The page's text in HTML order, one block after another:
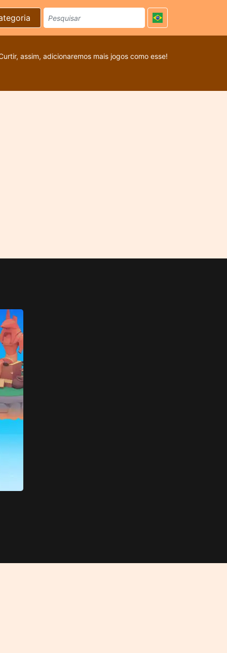
assim, adicionaremos mais jogos como esse!